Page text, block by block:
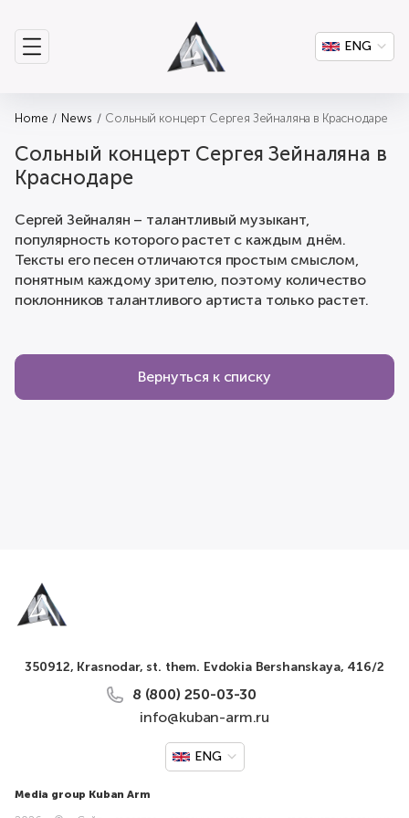
ENG
Home News Сольный концерт Сергея Зейналяна в Краснодаре
Сольный концерт Сергея Зейналяна в
Краснодаре
Сергей Зейналян – талантливый музыкант,
популярность которого растет с каждым днём.
Тексты его песен отличаются простым смыслом,
понятным каждому зрителю, поэтому количество
поклонников талантливого артиста только растет.
Вернуться к списку
350912, Krasnodar, st. them. Evdokia Bershanskaya, 416/2
8 (800) 250-03-30
info@kuban-arm.ru
ENG
Media group Kuban Arm